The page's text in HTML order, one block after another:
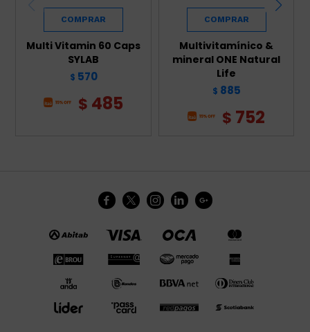
Multi Vitamin 60 Caps
SYLAB
$ 570
$ 485
Multivitamínico &
mineral ONE Natural
Life
$ 885
$ 752
    